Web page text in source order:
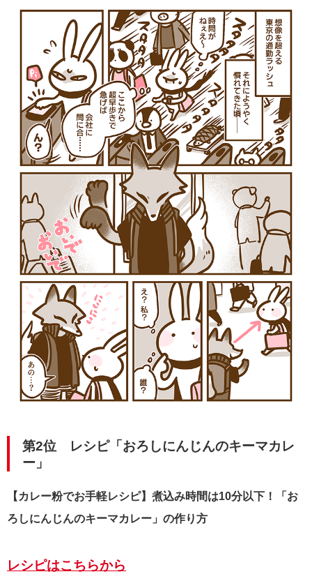
第2位 レシピ「おろしにんじんのキーマカレ
ー」
【カレー粉でお手軽レシピ】煮込み時間は10分以下！「お
ろしにんじんのキーマカレー」の作り方
レシピはこちらから